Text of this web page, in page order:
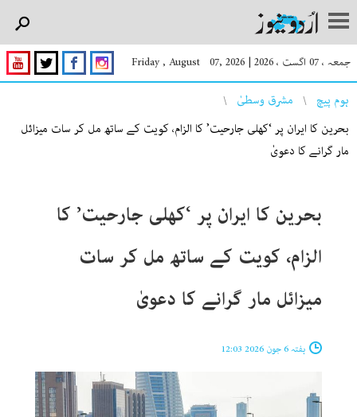
جمعہ ، 07 اگست ، 2026 |
Friday , August 07, 2026
You are here
ہوم پیچ
مشرق وسطیٰ
بحرین کا ایران پر ‘کھلی جارحیت’ کا الزام، کویت کے ساتھ مل کر سات میزائل
مار گرانے کا دعویٰ
بحرین کا ایران پر ‘کھلی جارحیت’ کا
الزام، کویت کے ساتھ مل کر سات
میزائل مار گرانے کا دعویٰ
ہفتہ 6 جون 2026 12:03